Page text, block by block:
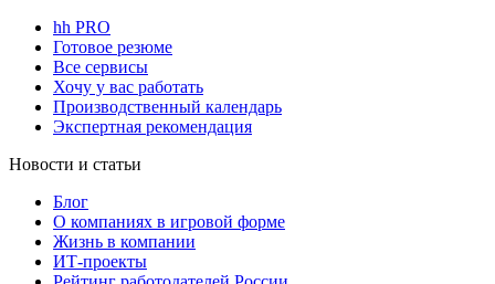
hh PRO
Готовое резюме
Все сервисы
Хочу у вас работать
Производственный календарь
Экспертная рекомендация
Новости и статьи
Блог
О компаниях в игровой форме
Жизнь в компании
ИТ-проекты